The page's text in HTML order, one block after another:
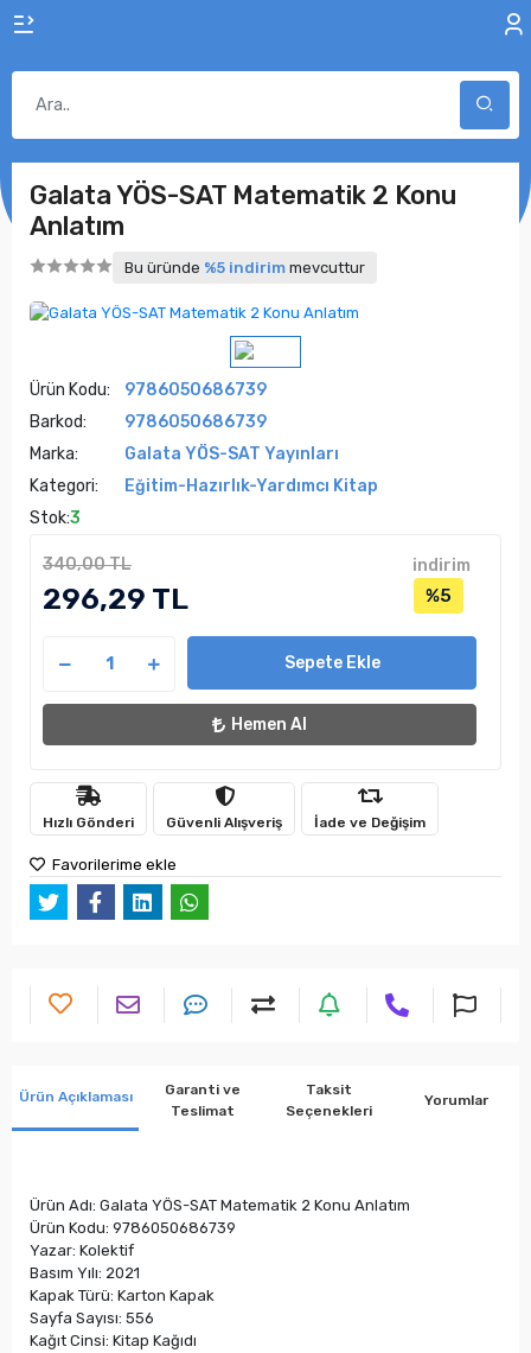
Galata YÖS-SAT Matematik 2 Konu
Anlatım
Bu üründe %5 indirim mevcuttur
Ürün Kodu:
9786050686739
Barkod:
9786050686739
Marka:
Galata YÖS-SAT Yayınları
Kategori:
Eğitim-Hazırlık-Yardımcı Kitap
Stok:3
340,00 TL
296,29 TL
indirim
%5
Sepete Ekle
Hemen Al
Hızlı Gönderi Güvenli Alışveriş İade ve Değişim
Favorilerime ekle
Ürün Açıklaması
Garanti ve
Teslimat
Taksit
Seçenekleri
Yorumlar
Ürün Adı: Galata YÖS-SAT Matematik 2 Konu Anlatım
Ürün Kodu: 9786050686739
Yazar: Kolektif
Basım Yılı: 2021
Kapak Türü: Karton Kapak
Sayfa Sayısı: 556
Kağıt Cinsi: Kitap Kağıdı